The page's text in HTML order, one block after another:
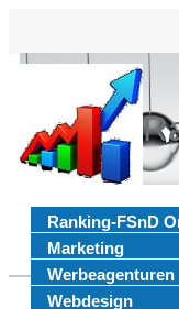
Ranking-FSnD
Marketing
Werbeagenturen
Webdesign